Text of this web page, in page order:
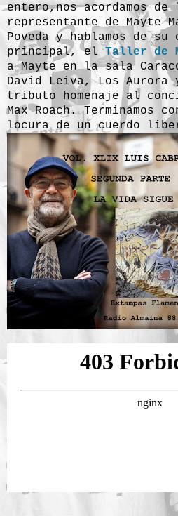
entero,nos acordamos de
representante de Mayte
Poveday hablamos de su
principal, elTaller de
a Mayte en la sala
David Leiva, Los Aurora
tributo homenaje al
Max Roach. Terminamos
locura de un cuerdo